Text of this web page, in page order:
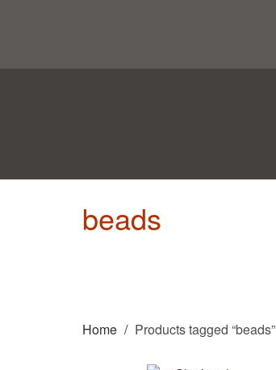
beads
Home Products tagged “beads”